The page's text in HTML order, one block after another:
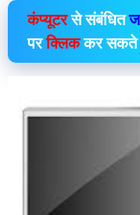
कंप्यूटरसे संबंधित
परक्लिककर सकते